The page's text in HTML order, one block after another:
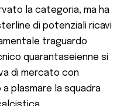
la categoria, ma ha
di potenziali ricavi
traguardo
quarantaseienne si
di mercato con
plasmare la squadra